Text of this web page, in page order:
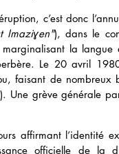
c’est donc
Imaziɣen"), dans le
la
Le 20 avril
faisant de nombreux
Une grève générale
affirmant l’identité
officielle de la